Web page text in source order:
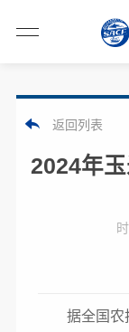
返回列表
2024年
据全国农